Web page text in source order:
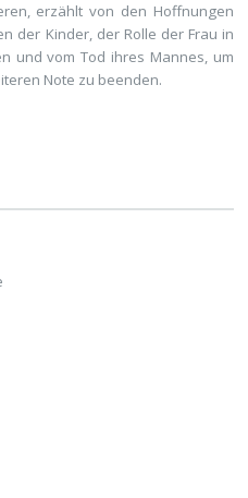
erzählt von den Hoffnungen
der Kinder, der Rolle der Frau in
und vom Tod ihres Mannes, um
Note zu beenden.